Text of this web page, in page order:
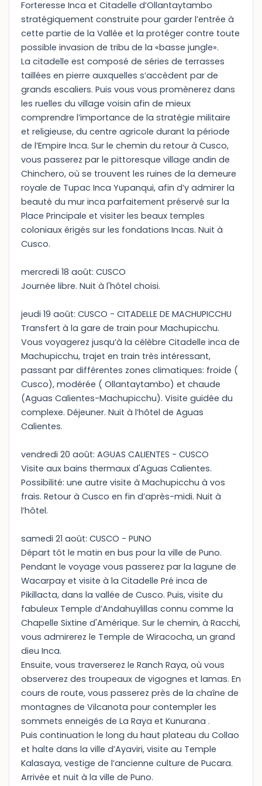
Forteresse Inca et Citadelle d’Ollantaytambo
stratégiquement construite pour garder l’entrée à
cette partie de la Vallée et la protéger contre toute
possible invasion de tribu de la «basse jungle».
La citadelle est composé de séries de terrasses
taillées en pierre auxquelles s’accèdent par de
grands escaliers. Puis vous vous promènerez dans
les ruelles du village voisin afin de mieux
comprendre l’importance de la stratégie militaire
et religieuse, du centre agricole durant la période
de l’Empire Inca. Sur le chemin du retour à Cusco,
vous passerez par le pittoresque village andin de
Chinchero, où se trouvent les ruines de la demeure
royale de Tupac Inca Yupanqui, afin d’y admirer la
beauté du mur inca parfaitement préservé sur la
Place Principale et visiter les beaux temples
coloniaux érigés sur les fondations Incas. Nuit à
Cusco.
mercredi 18 août: CUSCO
Journée libre. Nuit à l'hôtel choisi.
jeudi 19 août: CUSCO - CITADELLE DE MACHUPICCHU
Transfert à la gare de train pour Machupicchu.
Vous voyagerez jusqu’à la célèbre Citadelle inca de
Machupicchu, trajet en train très intéressant,
passant par différentes zones climatiques: froide (
Cusco), modérée ( Ollantaytambo) et chaude
(Aguas Calientes-Machupicchu). Visite guidée du
complexe. Déjeuner. Nuit à l’hôtel de Aguas
Calientes.
vendredi 20 août: AGUAS CALIENTES - CUSCO
Visite aux bains thermaux d'Aguas Calientes.
Possibilité: une autre visite à Machupicchu à vos
frais. Retour à Cusco en fin d’après-midi. Nuit à
l’hôtel.
samedi 21 août: CUSCO - PUNO
Départ tôt le matin en bus pour la ville de Puno.
Pendant le voyage vous passerez par la lagune de
Wacarpay et visite à la Citadelle Pré inca de
Pikillacta, dans la vallée de Cusco. Puis, visite du
fabuleux Temple d’Andahuylillas connu comme la
Chapelle Sixtine d'Amérique. Sur le chemin, à Racchi,
vous admirerez le Temple de Wiracocha, un grand
dieu Inca.
Ensuite, vous traverserez le Ranch Raya, où vous
observerez des troupeaux de vigognes et lamas. En
cours de route, vous passerez près de la chaîne de
montagnes de Vilcanota pour contempler les
sommets enneigés de La Raya et Kunurana .
Puis continuation le long du haut plateau du Collao
et halte dans la ville d’Ayaviri, visite au Temple
Kalasaya, vestige de l’ancienne culture de Pucara.
Arrivée et nuit à la ville de Puno.